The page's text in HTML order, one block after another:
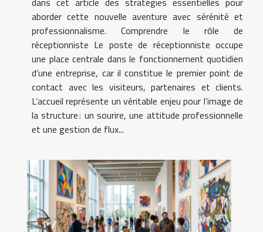
aborder cette nouvelle aventure avec sérénité et
professionnalisme. Comprendre le rôle de
réceptionniste Le poste de réceptionniste occupe
une place centrale dans le fonctionnement quotidien
d’une entreprise, car il constitue le premier point de
contact avec les visiteurs, partenaires et clients.
L’accueil représente un véritable enjeu pour l’image de
la structure : un sourire, une attitude professionnelle
et une gestion de flux...